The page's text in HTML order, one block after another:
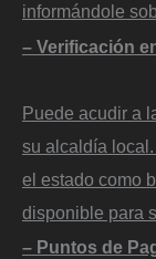
informándole
– Verificación
Puede acudir a
su alcaldía
el estado como
disponible para
– Puntos de